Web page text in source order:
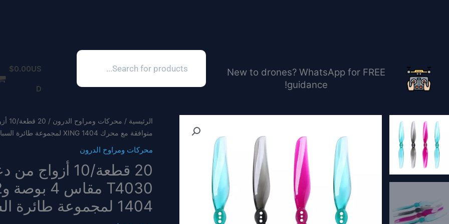
New to drones? WhatsApp for FREE
guidance!
search
$0.00US
D
الرئيسية / محركات ومراوح الدرون
متوافقة مع محرك XING 1404 لمجموعة طائرة السباق بدون طيار FPV
محركات ومراوح الدرون
1404 لمجموعة طائرة السباق بدون طيار FPV